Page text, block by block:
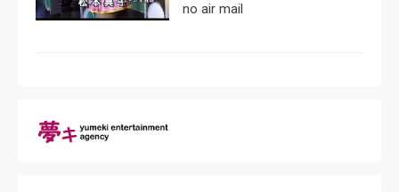
no air mail